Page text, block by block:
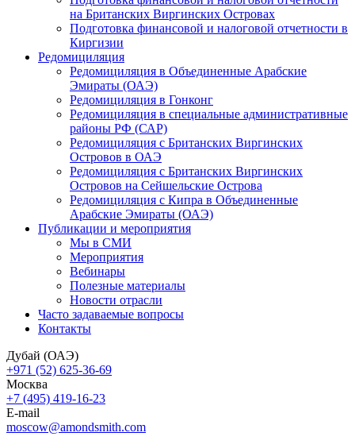
на Британских Виргинских Островах
Подготовка финансовой и налоговой отчетности в
Киргизии
Редомициляция
Редомициляция в Объединенные Арабские
Эмираты (ОАЭ)
Редомициляция в Гонконг
Редомициляция в специальные административные
районы РФ (САР)
Редомициляция с Британских Виргинских
Островов в ОАЭ
Редомициляция с Британских Виргинских
Островов на Сейшельские Острова
Редомициляция с Кипра в Объединенные
Арабские Эмираты (ОАЭ)
Публикации и мероприятия
Мы в СМИ
Мероприятия
Вебинары
Полезные материалы
Новости отрасли
Часто задаваемые вопросы
Контакты
Дубай (ОАЭ)
+971 (52) 625-36-69
Москва
+7 (495) 419-16-23
E-mail
moscow@amondsmith.com